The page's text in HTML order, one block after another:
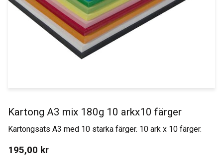
Kartong A3 mix 180g 10 arkx10 färger
Kartongsats A3 med 10 starka färger. 10 ark x 10 färger.
195,00 kr